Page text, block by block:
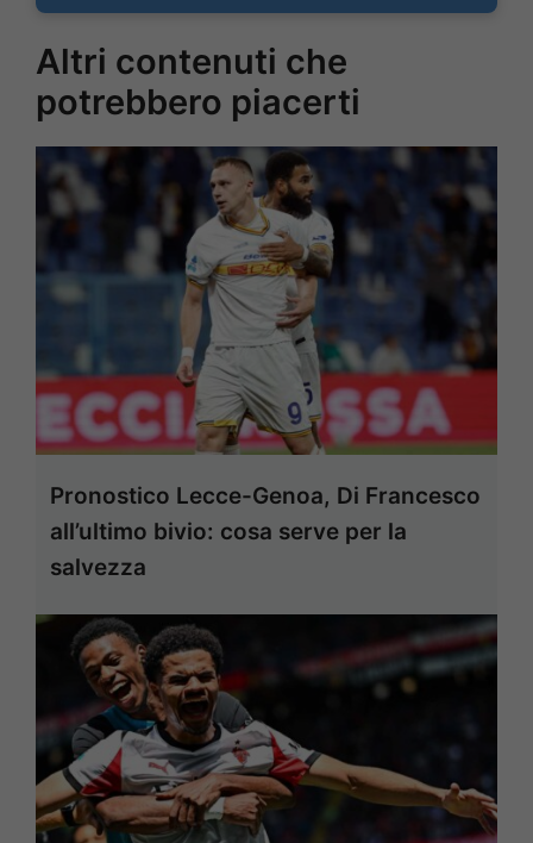
Altri contenuti che
potrebbero piacerti
Pronostico Lecce-Genoa, Di Francesco
all’ultimo bivio: cosa serve per la
salvezza